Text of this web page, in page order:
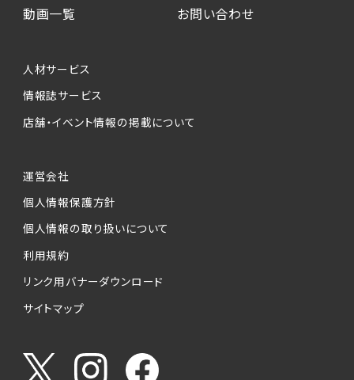
動画一覧
お問い合わせ
人材サービス
情報誌サービス
店舗・イベント情報の掲載について
運営会社
個人情報保護方針
個人情報の取り扱いについて
利用規約
リンク用バナーダウンロード
サイトマップ